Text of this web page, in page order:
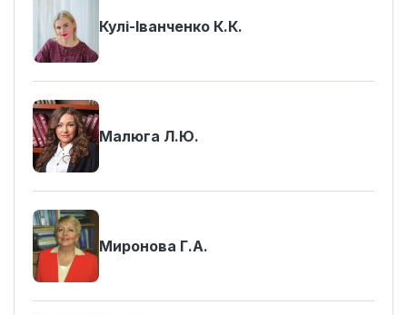
Кулі-Іванченко К.К.
Малюга Л.Ю.
Миронова Г.А.